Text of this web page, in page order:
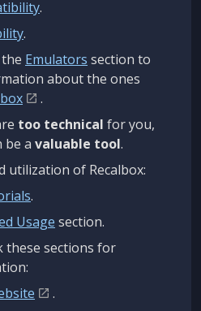
.
.
Emulators section to
about the ones
.
too technical for you,
be a valuable tool.
utilization of Recalbox:
.
Usage section.
these sections for
.